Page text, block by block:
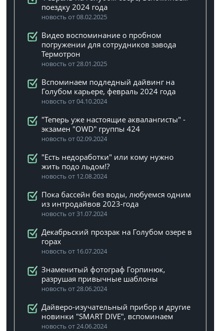
поездку 2024 года
новость от 08.02.2025
Видео воспоминание о пробном
погружении для сотрудников завода
Термотрон
новость от 28.01.2025
Вспоминаем подледный дайвинг на
Голубом карьере, февраль 2024 года
новость от 04.10.2024
"Теперь уже настоящие аквалангисты" -
экзамен "OWD" группы 424
новость от 02.09.2024
"Есть недоработки" или кому нужно
жить подо льдом!?
новость от 12.08.2024
Пока бассейн без воды, любуемся одним
из интродайвов 2023-года
новость от 31.07.2024
Декабрьский прозрак на Голубом озере в
горах
новость от 16.07.2024
Знаменитый фотограф Горпинюк,
разрушая привычные шаблоны
новость от 28.06.2024
Дайверо-изучательный прибор и другие
новинки "SMART DIVE", вспоминаем
новость от 24.06.2024